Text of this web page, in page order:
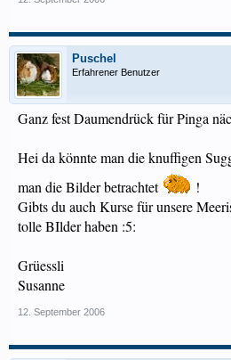
Puschel
Erfahrener Benutzer
Ganz fest Daumendrück für Pinga
Hei da könnte man die knuffigen
man die Bilder betrachtet
!
Gibts du auch Kurse für unsere
tolle BIlder haben :5:
Grüessli
Susanne
12. September 2006